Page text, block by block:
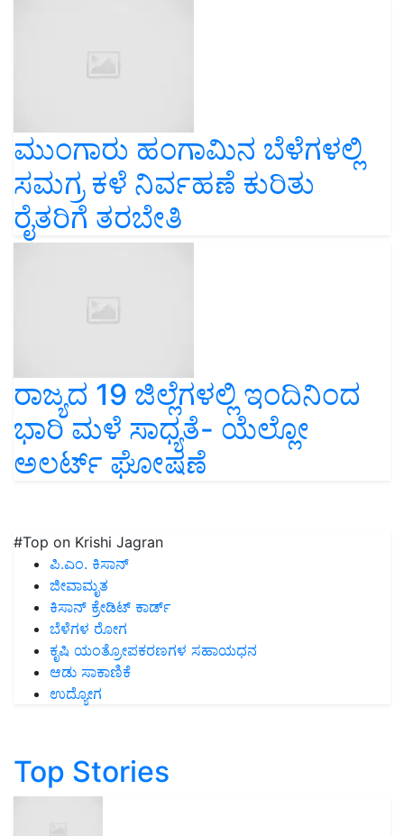
ಮುಂಗಾರು ಹಂಗಾಮಿನ ಬೆಳೆಗಳಲ್ಲಿ
ಸಮಗ್ರ ಕಳೆ ನಿರ್ವಹಣೆ ಕುರಿತು
ರೈತರಿಗೆ ತರಬೇತಿ
ರಾಜ್ಯದ 19 ಜಿಲ್ಲೆಗಳಲ್ಲಿ ಇಂದಿನಿಂದ
ಭಾರಿ ಮಳೆ ಸಾಧ್ಯತೆ- ಯೆಲ್ಲೋ
ಅಲರ್ಟ್ ಘೋಷಣೆ
#Top on Krishi Jagran
ಪಿ.ಎಂ. ಕಿಸಾನ್
ಜೀವಾಮೃತ
ಕಿಸಾನ್ ಕ್ರೇಡಿಟ್ ಕಾರ್ಡ್
ಬೆಳೆಗಳ ರೋಗ
ಕೃಷಿ ಯಂತ್ರೋಪಕರಣಗಳ ಸಹಾಯಧನ
ಆಡು ಸಾಕಾಣಿಕೆ
ಉದ್ಯೋಗ
Top Stories